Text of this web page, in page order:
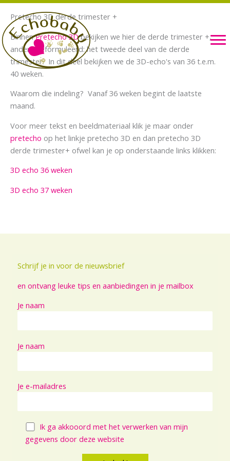
Ga
naar
de
inhoud
Pretecho 3D derde trimester +
BinnenPretecho 3Dbekijken we hier de derde trimester +,
anders geformuleerd: het tweede deel van de derde
trimester. In dit deel bekijken we de 3D-echo's van 36 t.e.m.
40 weken.
Waarom die indeling? Vanaf 36 weken begint de laatste
maand.
Voor meer tekst en beeldmateriaal klik je maar onder
pretecho op het linkje pretecho 3D en dan pretecho 3D
derde trimester+ ofwel kan je op onderstaande links klikken:
3D echo 36 weken
3D echo 37 weken
Schrijf je in voor de nieuwsbrief
en ontvang leuke tips en aanbiedingen in je mailbox
Je naam
Je naam
Je e-mailadres
Ik ga akkooord met het verwerken van mijn
gegevens door deze website